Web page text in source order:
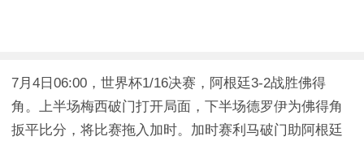
7月4日06:00，世界杯1/16决赛，阿根廷3-2战胜佛得
角。上半场梅西破门打开局面，下半场德罗伊为佛得角
扳平比分，将比赛拖入加时。加时赛利马破门助阿根廷